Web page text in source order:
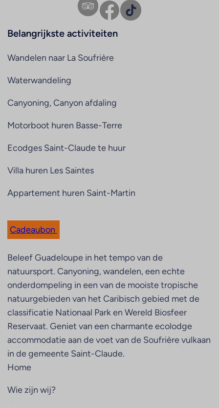
Facebook TikTok
Belangrijkste activiteiten
Wandelen naar La Soufrière
Waterwandeling
Canyoning, Canyon afdaling
Motorboot huren Basse-Terre
Ecodges Saint-Claude te huur
Villa huren Les Saintes
Appartement huren Saint-Martin
Cadeaubon
Beleef Guadeloupe in het tempo van de
natuursport. Canyoning, wandelen, een echte
onderdompeling in een van de mooiste tropische
natuurgebieden van het Caribisch gebied met de
classificatie Nationaal Park en Wereld Biosfeer
Reservaat. Geniet van een charmante ecolodge
accommodatie aan de voet van de Soufrière vulkaan
in de gemeente Saint-Claude.
Home
Wie zijn wij?